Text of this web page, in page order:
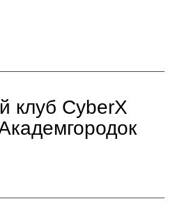
клуб CyberX